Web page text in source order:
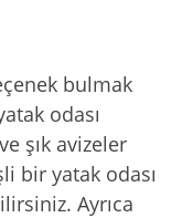
bulmak
odası
şık avizeler
bir yatak odası
Ayrıca